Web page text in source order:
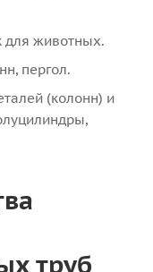
для животных.
пергол.
(колонн) и
труб